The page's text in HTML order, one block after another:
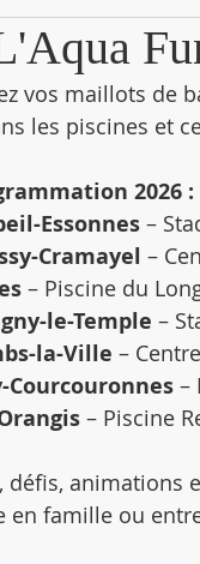
vos maillots de
les piscines et
2026 :
Essonnes –
Cramayel –
– Piscine du
le-Temple –
la-Ville –
Courcouronnes –
– Piscine
défis,
en famille ou